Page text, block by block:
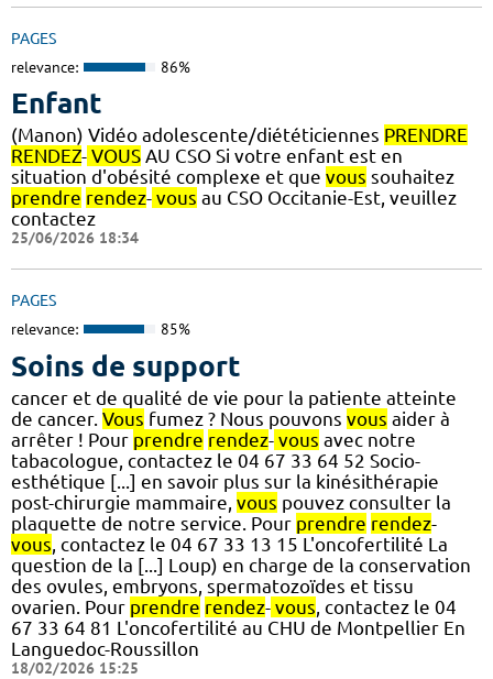
PAGES
relevance: 86%
Enfant
(Manon) Vidéo adolescente/diététiciennes PRENDRE
RENDEZ- VOUS AU CSO Si votre enfant est en
situation d'obésité complexe et que vous souhaitez
prendre rendez- vous au CSO Occitanie-Est, veuillez
contactez
25/06/2026 18:34
PAGES
relevance: 85%
Soins de support
cancer et de qualité de vie pour la patiente atteinte
de cancer. Vous fumez ? Nous pouvons vous aider à
arrêter ! Pour prendre rendez- vous avec notre
tabacologue, contactez le 04 67 33 64 52 Socio-
esthétique [...] en savoir plus sur la kinésithérapie
post-chirurgie mammaire, vous pouvez consulter la
plaquette de notre service. Pour prendre rendez-
vous , contactez le 04 67 33 13 15 L'oncofertilité La
question de la [...] Loup) en charge de la conservation
des ovules, embryons, spermatozoïdes et tissu
ovarien. Pour prendre rendez- vous , contactez le 04
67 33 64 81 L'oncofertilité au CHU de Montpellier En
Languedoc-Roussillon
18/02/2026 15:25